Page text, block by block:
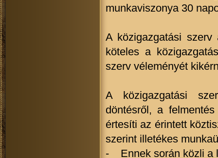
munkaviszonya 30
A közigazgatási szerv
köteles a
szerv véleményét
A közigazgatási
döntésről, a
értesíti az érintett
szerint illetékes
- Ennek során közli a